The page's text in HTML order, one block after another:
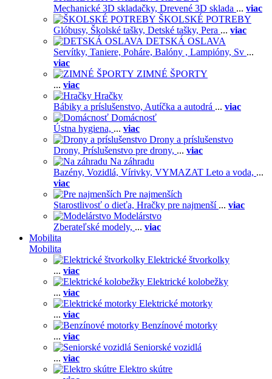
Mechanické 3D skladačky, Drevené 3D sklada ... viac
ŠKOLSKÉ POTREBY
Glóbusy, Školské tašky, Detské tašky, Pera ... viac
DETSKÁ OSLAVA
Servítky, Taniere, Poháre, Balóny , Lampióny, Sv ...
viac
ZIMNÉ ŠPORTY
... viac
Hračky
Bábiky a príslušenstvo, Autíčka a autodrá ... viac
Domácnosť
Ústna hygiena, ... viac
Drony a príslušenstvo
Drony, Príslušenstvo pre drony, ... viac
Na záhradu
Bazény, Vozidlá, Vírivky, VYMAZAT Leto a voda, ...
viac
Pre najmenších
Starostlivosť o dieťa, Hračky pre najmenší ... viac
Modelárstvo
Zberateľské modely, ... viac
Mobilita
Mobilita
Elektrické štvorkolky
... viac
Elektrické kolobežky
... viac
Elektrické motorky
... viac
Benzínové motorky
... viac
Seniorské vozidlá
... viac
Elektro skútre